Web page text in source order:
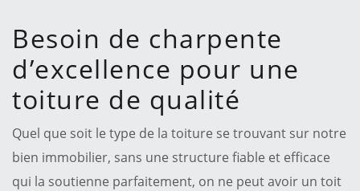
Besoin de charpente
d’excellence pour une
toiture de qualité
Quel que soit le type de la toiture se trouvant sur notre
bien immobilier, sans une structure fiable et efficace
qui la soutienne parfaitement, on ne peut avoir un toit